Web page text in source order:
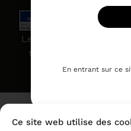
Ce site web utilise des
Le vapotage est une
tabac puis sans
vapotez pas si
En entrant sur ce